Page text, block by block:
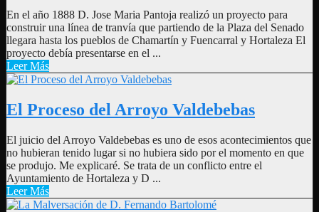
En el año 1888 D. Jose Maria Pantoja realizó un proyecto para
construir una línea de tranvía que partiendo de la Plaza del Senado
llegara hasta los pueblos de Chamartín y Fuencarral y Hortaleza El
proyecto debía presentarse en el ...
Leer Más
El Proceso del Arroyo Valdebebas
El juicio del Arroyo Valdebebas es uno de esos acontecimientos que
no hubieran tenido lugar si no hubiera sido por el momento en que
se produjo. Me explicaré. Se trata de un conflicto entre el
Ayuntamiento de Hortaleza y D ...
Leer Más